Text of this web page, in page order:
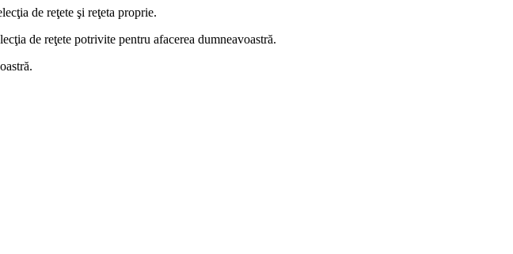
de reţete şi reţeta proprie.
de reţete potrivite pentru afacerea dumneavoastră.